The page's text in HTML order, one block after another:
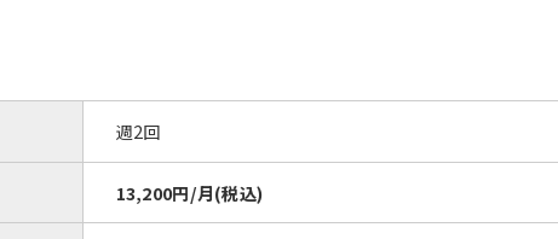
週2回
13,200円/月(税込)